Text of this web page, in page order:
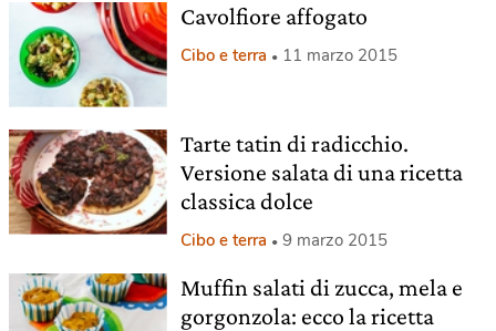
Cavolfiore affogato
Cibo e terra 11 marzo 2015
Tarte tatin di radicchio.
Versione salata di una ricetta
classica dolce
Cibo e terra 9 marzo 2015
Muffin salati di zucca, mela e
gorgonzola: ecco la ricetta